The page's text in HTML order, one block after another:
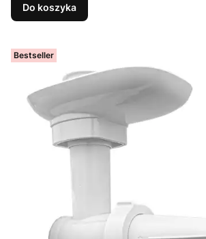
Do koszyka
Bestseller